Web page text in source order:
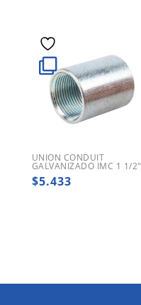
UNION CONDUIT
GALVANIZADO IMC 1 1/2″
$5.433